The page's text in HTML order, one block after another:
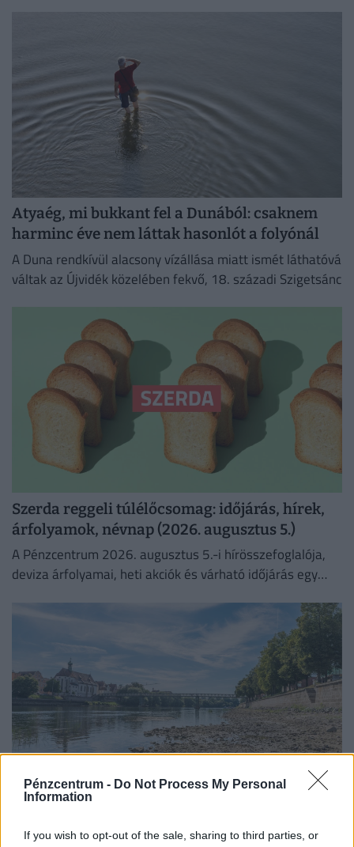
Pénzcentrum - Do Not Process My Personal
Information
If you wish to opt-out of the sale, sharing to third parties, or
Atyaég, mi bukkant fel a Dunából: csaknem
harminc éve nem láttak hasonlót a folyónál
A Duna rendkívül alacsony vízállása miatt ismét láthatóvá
váltak az Újvidék közelében fekvő, 18. századi Szigetsánc
Szerda reggeli túlélőcsomag: időjárás, hírek,
árfolyamok, névnap (2026. augusztus 5.)
A Pénzcentrum 2026. augusztus 5.-i hírösszefoglalója,
deviza árfolyamai, heti akciók és várható időjárás egy
Most érkezett: Ausztriában is komoly